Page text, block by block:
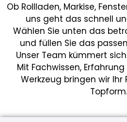
Ob Rollladen, Markise,
uns geht das schnell
Wählen Sie unten das
und füllen Sie das
Unser Team kümmert
Mit Fachwissen,
Werkzeug bringen wir Ihr
Topform.